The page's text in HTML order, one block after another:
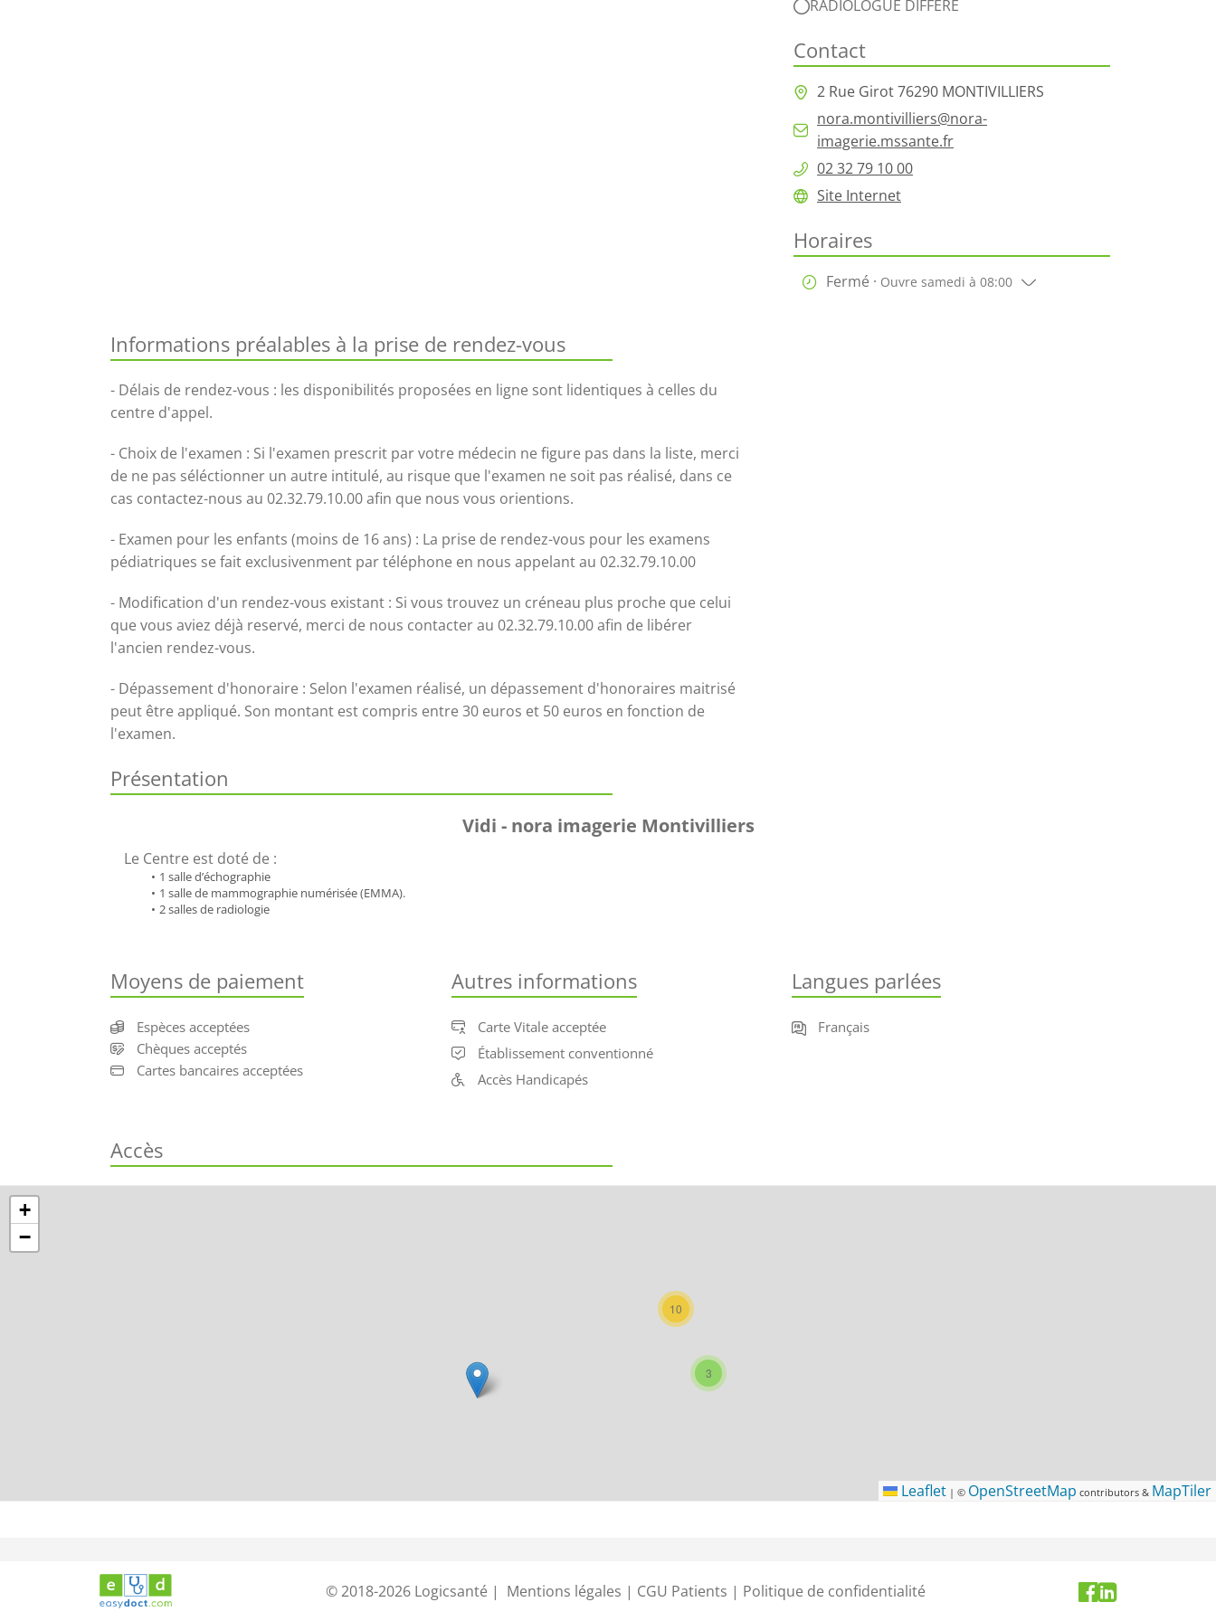
RADIOLOGUE DIFFERE
Contact
2 Rue Girot 76290 MONTIVILLIERS
nora.montivilliers@nora-
imagerie.mssante.fr
02 32 79 10 00
Site Internet
Horaires
Fermé · Ouvre samedi à 08:00
Informations préalables à la prise de rendez-vous
- Délais de rendez-vous : les disponibilités proposées en ligne sont lidentiques à celles du
centre d'appel.
- Choix de l'examen : Si l'examen prescrit par votre médecin ne figure pas dans la liste, merci
de ne pas séléctionner un autre intitulé, au risque que l'examen ne soit pas réalisé, dans ce
cas contactez-nous au 02.32.79.10.00 afin que nous vous orientions.
- Examen pour les enfants (moins de 16 ans) : La prise de rendez-vous pour les examens
pédiatriques se fait exclusivenment par téléphone en nous appelant au 02.32.79.10.00
- Modification d'un rendez-vous existant : Si vous trouvez un créneau plus proche que celui
que vous aviez déjà reservé, merci de nous contacter au 02.32.79.10.00 afin de libérer
l'ancien rendez-vous.
- Dépassement d'honoraire : Selon l'examen réalisé, un dépassement d'honoraires maitrisé
peut être appliqué. Son montant est compris entre 30 euros et 50 euros en fonction de
l'examen.
Présentation
Vidi - nora imagerie Montivilliers
Le Centre est doté de :
1 salle d’échographie
1 salle de mammographie numérisée (EMMA).
2 salles de radiologie
Moyens de paiement
Espèces acceptées
Chèques acceptés
Cartes bancaires acceptées
Autres informations
Carte Vitale acceptée
Établissement conventionné
Accès Handicapés
Langues parlées
Français
Accès
3
10
+
−
Leaflet | © OpenStreetMap contributors & MapTiler
© 2018-2026 Logicsanté | Mentions légales | CGU Patients | Politique de confidentialité